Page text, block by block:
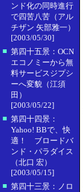
ンド化の同時進行
で四苦八苦（アル
チザン 矢部雅一）
[2003/05/30]
■ 第四十五景：OCN
エコノミーから無
料サービスジプシ
ーへ変貌（江須
田）
[2003/05/22]
■ 第四十四景：
Yahoo! BBで、快
適！ ブロードバ
ンド・パラダイス
（北口 宏）
[2003/05/15]
■ 第四十三景：ノロ